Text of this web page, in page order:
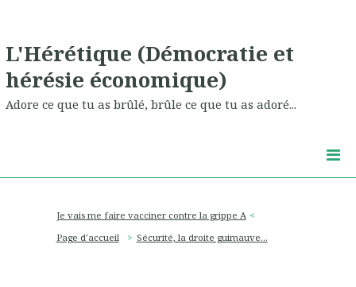
L'Hérétique (Démocratie et
hérésie économique)
Adore ce que tu as brûlé, brûle ce que tu as adoré...
Je vais me faire vacciner contre la grippe A
Page d'accueil
Sécurité, la droite guimauve...